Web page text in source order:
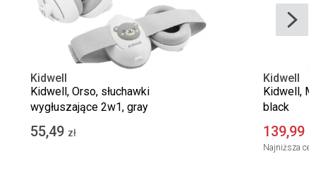
Kidwell
Kidwell, Orso, słuchawki
wygłuszające 2w1, gray
55,49 zł
Kidwell
Kidwell,
black
139,99
Najniższa